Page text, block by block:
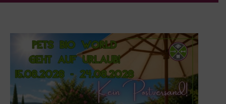
Neue Produkte
Shop
Ernährungsberatung!
Startseite